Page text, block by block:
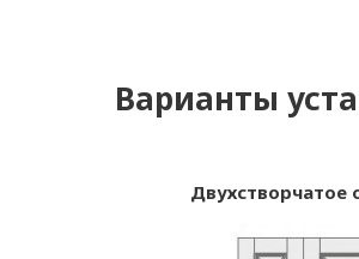
Варианты
Двухстворчатое